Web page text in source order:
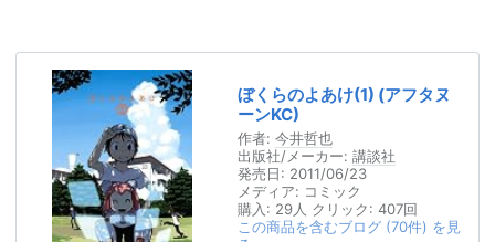
ぼくらのよあけ(1) (アフタヌ
ーンKC)
作者: 今井哲也
出版社/メーカー: 講談社
発売日: 2011/06/23
メディア: コミック
購入 : 29人 クリック: 407回
この商品を含むブログ (70件) を見